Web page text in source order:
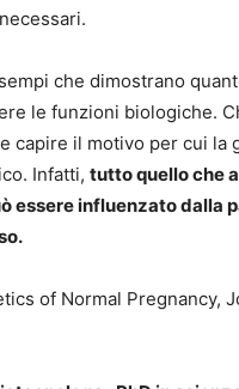
che dimostrano
le funzioni biologiche.
capire il motivo per cui la
Infatti, tutto quello che
essere influenzato dalla
of Normal Pregnancy,